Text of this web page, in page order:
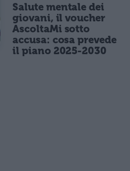
Salute mentale dei
giovani, il voucher
AscoltaMi sotto
accusa: cosa prevede
il piano 2025-2030